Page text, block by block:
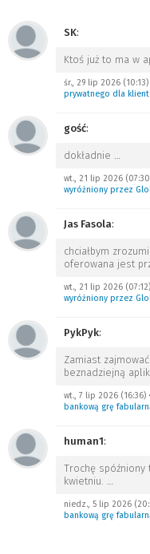
SK:
Ktoś już to ma w
śr., 29 lip 2026 (10:13)
prywatnego dla
gość:
dokładnie
wt., 21 lip 2026
wyróżniony przez
Jas Fasola:
chciałbym
oferowana jest
wt., 21 lip 2026 (07:12)
wyróżniony przez
PykPyk:
Zamiast
beznadziejną
wt., 7 lip 2026 (16:36) •
bankową grę
human1:
Trochę spóźniony
kwietniu.
niedz., 5 lip 2026
bankową grę